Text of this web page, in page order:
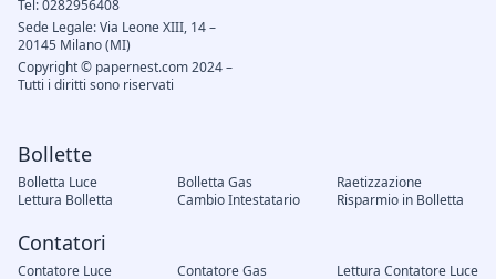
Bollette
Bolletta Luce Bolletta Gas
Raetizzazione
Lettura Bolletta
Cambio Intestatario Risparmio in Bolletta
Contatori
Contatore Luce Contatore Gas
Lettura Contatore Luce
Tel: 0282956408
Sede Legale: Via Leone XIII, 14 –
20145 Milano (MI)
Copyright © papernest.com 2024 –
Tutti i diritti sono riservati